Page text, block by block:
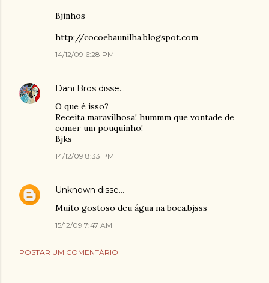
Bjinhos
http://cocoebaunilha.blogspot.com
14/12/09 6:28 PM
Dani Bros disse…
O que é isso?
Receita maravilhosa! hummm que vontade de
comer um pouquinho!
Bjks
14/12/09 8:33 PM
Unknown disse…
Muito gostoso deu água na boca.bjsss
15/12/09 7:47 AM
POSTAR UM COMENTÁRIO